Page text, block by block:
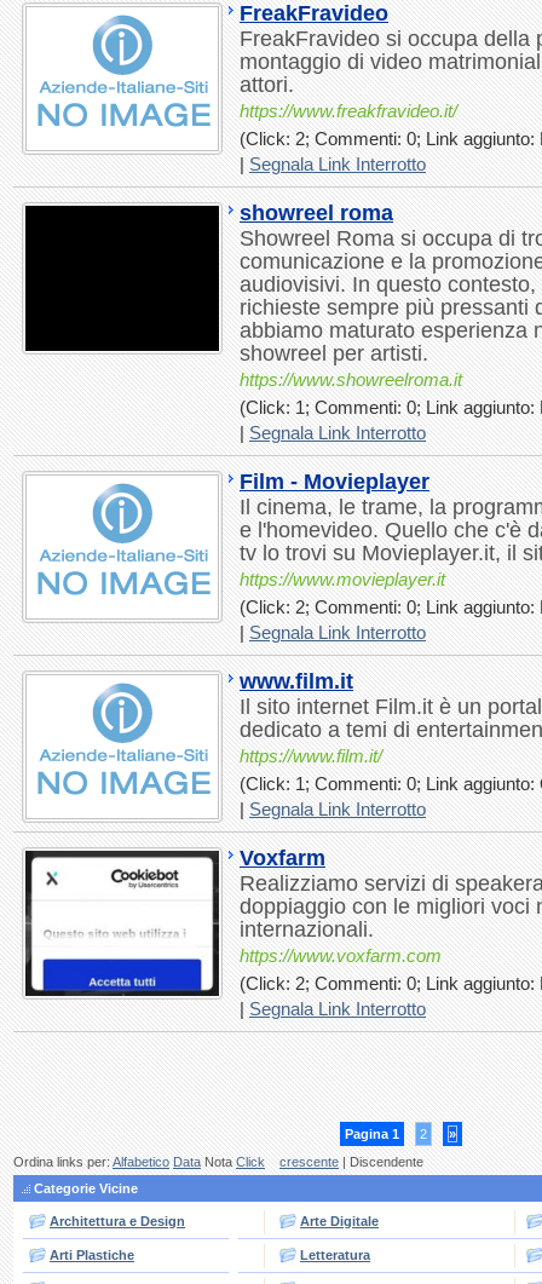
FreakFravideo
FreakFravideo si occupa della
montaggio di video
attori.
https://www.freakfravideo.it/
(Click: 2; Commenti: 0; Link aggiunto:
|Segnala Link Interrotto
showreel roma
Showreel Roma si occupa di
comunicazione e la
audiovisivi. In questo
richieste sempre più pressanti
abbiamo maturato esperienza
showreel per artisti.
https://www.showreelroma.it
(Click: 1; Commenti: 0; Link aggiunto:
|Segnala Link Interrotto
Film - Movieplayer
Il cinema, le trame, la
e l'homevideo. Quello che c'è
tv lo trovi su Movieplayer.it, il
https://www.movieplayer.it
(Click: 2; Commenti: 0; Link aggiunto:
|Segnala Link Interrotto
www.film.it
Il sito internet Film.it è un
dedicato a temi di
https://www.film.it/
(Click: 1; Commenti: 0; Link aggiunto:
|Segnala Link Interrotto
Voxfarm
Realizziamo servizi di
doppiaggio con le migliori voci
internazionali.
https://www.voxfarm.com
(Click: 2; Commenti: 0; Link aggiunto:
|Segnala Link Interrotto
Pagina 1 2
»
Ordina links per:Alfabetico DataNotaClick crescente| Discendente
Categorie Vicine
Architettura e Design Arte Digitale
Arti Plastiche Letteratura